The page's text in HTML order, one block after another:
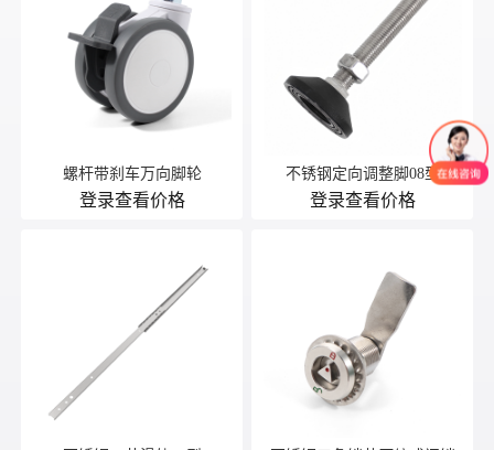
螺杆带刹车万向脚轮
登录查看价格
不锈钢定向调整脚08型
登录查看价格